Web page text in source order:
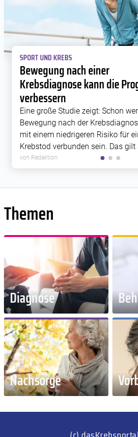
SPORT UND KREBS
Bewegung nach einer
Krebsdiagnose kann die
verbessern
Eine große Studie zeigt: Schon
Bewegung nach der
mit einem niedrigeren Risiko für
Krebstod verbunden sein. Das gilt
für Krebsarten, die bislang weniger
erforscht sind.
von Redaktion
Themen
Diagnose
Nachsorge